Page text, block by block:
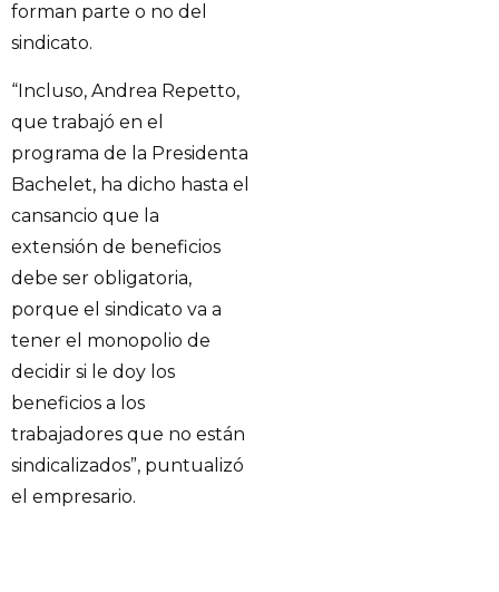
forman parte o no del
sindicato.
“Incluso, Andrea Repetto,
que trabajó en el
programa de la Presidenta
Bachelet, ha dicho hasta el
cansancio que la
extensión de beneficios
debe ser obligatoria,
porque el sindicato va a
tener el monopolio de
decidir si le doy los
beneficios a los
trabajadores que no están
sindicalizados”, puntualizó
el empresario.